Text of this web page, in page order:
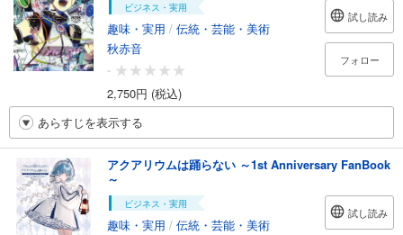
ビジネス・実用
趣味・実用 / 伝統・芸能・美術
秋赤音
-
2,750円 (税込)
試し読み
フォロー
あらすじを表示する
アクアリウムは踊らない ～1st Anniversary FanBook
～
ビジネス・実用
趣味・実用 / 伝統・芸能・美術
試し読み